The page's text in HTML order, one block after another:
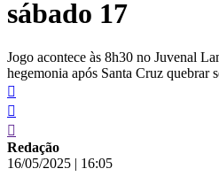
sábado 17
Jogo acontece às 8h30 no Juvenal
hegemonia após Santa Cruz quebrar
Redação
16/05/2025 | 16:05